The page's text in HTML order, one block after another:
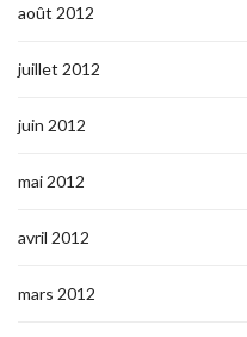
août 2012
juillet 2012
juin 2012
mai 2012
avril 2012
mars 2012